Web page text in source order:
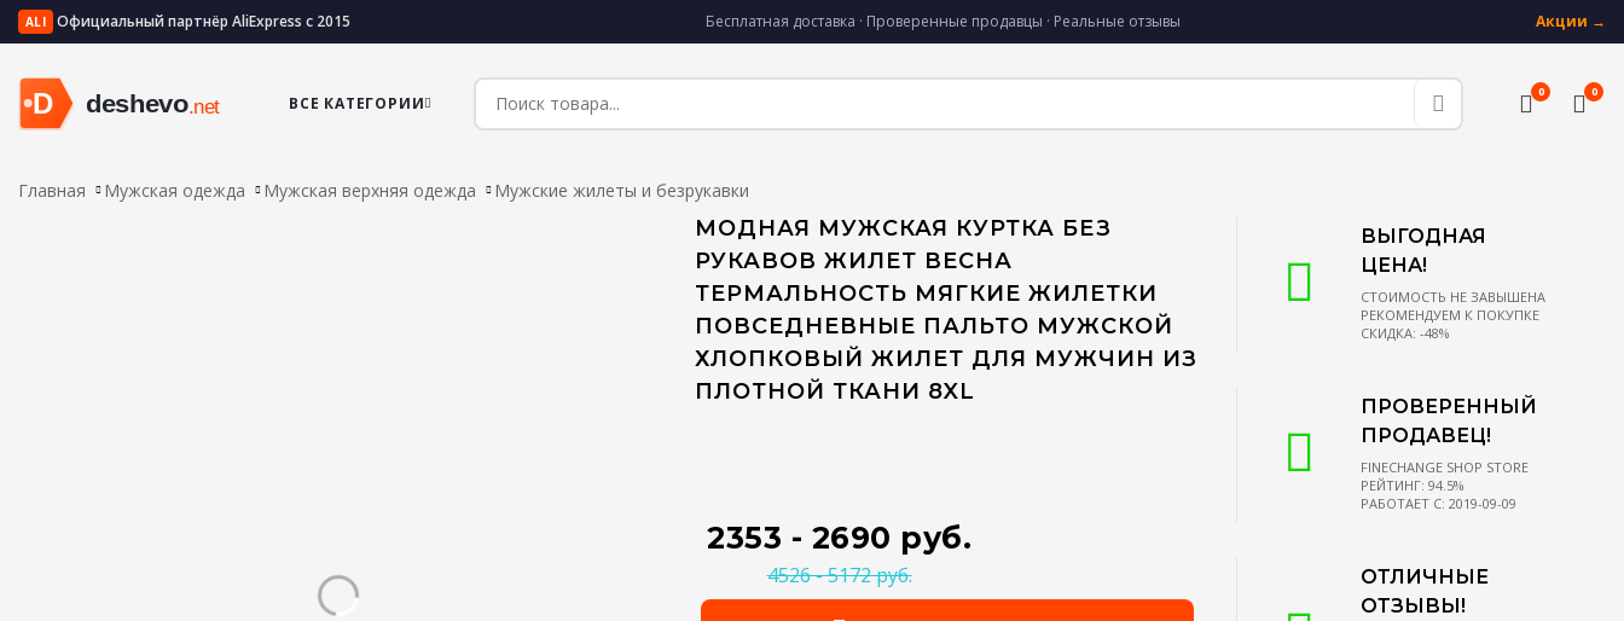
ALI Официальный партнёр AliExpress с 2015 Бесплатная доставка · Проверенные продавцы · Реальные отзывы Акции →
ВСЕ КАТЕГОРИИ
0 0
Главная Мужская одежда Мужская верхняя одежда Мужские жилеты и безрукавки
МОДНАЯ МУЖСКАЯ КУРТКА БЕЗ
РУКАВОВ ЖИЛЕТ ВЕСНА
ТЕРМАЛЬНОСТЬ МЯГКИЕ ЖИЛЕТКИ
ПОВСЕДНЕВНЫЕ ПАЛЬТО МУЖСКОЙ
ХЛОПКОВЫЙ ЖИЛЕТ ДЛЯ МУЖЧИН ИЗ
ПЛОТНОЙ ТКАНИ 8XL
2353 - 2690 руб.
4526 - 5172 руб.
ВЫГОДНАЯ
ЦЕНА!
СТОИМОСТЬ НЕ ЗАВЫШЕНА
РЕКОМЕНДУЕМ К ПОКУПКЕ
СКИДКА: -48%
ПРОВЕРЕННЫЙ
ПРОДАВЕЦ!
FINECHANGE SHOP STORE
РЕЙТИНГ: 94.5%
РАБОТАЕТ С: 2019-09-09
ОТЛИЧНЫЕ
ОТЗЫВЫ!